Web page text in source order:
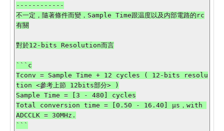
------------
不一定，隨著條件而變，Sample Time跟温度以及内部電路的rc
有關
對於12-bits Resolution而言
```c
Tconv = Sample Time + 12 cycles ( 12-bits resolu
tion <參考上節 12bits部分> )
Sample Time = [3 - 480] cycles
Total conversion time = [0.50 - 16.40] µs，with
ADCCLK = 30MHz.
```